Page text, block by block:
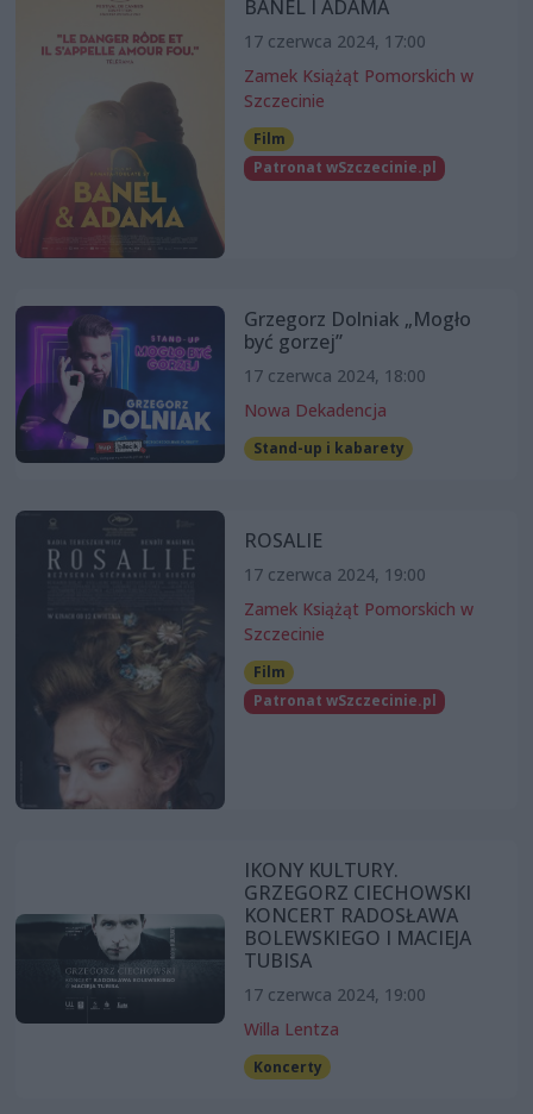
BANEL I ADAMA
17 czerwca 2024, 17:00
Zamek Książąt Pomorskich w
Szczecinie
Film
Patronat wSzczecinie.pl
Grzegorz Dolniak „Mogło
być gorzej”
17 czerwca 2024, 18:00
Nowa Dekadencja
Stand-up i kabarety
ROSALIE
17 czerwca 2024, 19:00
Zamek Książąt Pomorskich w
Szczecinie
Film
Patronat wSzczecinie.pl
IKONY KULTURY.
GRZEGORZ CIECHOWSKI
KONCERT RADOSŁAWA
BOLEWSKIEGO I MACIEJA
TUBISA
17 czerwca 2024, 19:00
Willa Lentza
Koncerty